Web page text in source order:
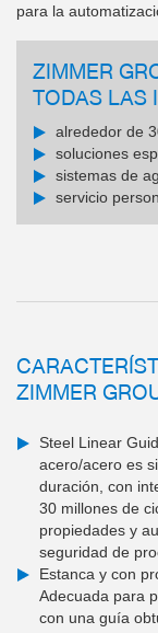
para la
ZIMMER
TODAS LAS
alrededor de
soluciones
sistemas de
servicio
ZIMMER
Steel Linear
acero/acero es
duración, con
30 millones de
propiedades y
seguridad de
Estanca y con
Adecuada para
con una guía